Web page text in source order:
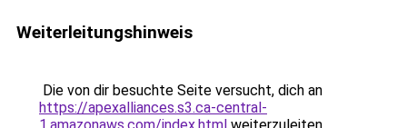
Weiterleitungshinweis
Die von dir besuchte Seite versucht, dich an
https://apexalliances.s3.ca-central-